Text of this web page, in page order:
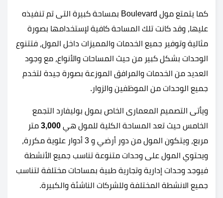
كما يتمتع مول Boulevard بمساحة كبيرة التى تم تنفيذه
عليها، وقد كانت تلك المساحة كافية لإستخدامها بصورة
مثالية وتوفير جميع الخدمات والمميزات داخل المول، فتتنوع
الوحدات بشكل كبير من حيث المساحات والأنواع، مع وجود
العديد من الخدمات والمرافق الموزعة بصورة جيدة لتخدم
جميع الوحدات من الموظفين والزوار.
ويأتى التصميم المعمارى الخاص بمول بوليفارد التجمع
الخامس حيث تعد المساحة الكلية للمول هي 3,000 متر
مربع، ويتكون المول من دور أرضي و 3 أدوار علوية مكررة،
ويحتوي المول على وحدات متنوعة تناسب جميع الأنشطة
فيوجد وحدات إدارية وتجارية طبية بمساحات مختلفة لتناسب
جميع الانشطة المختلفة وللشركات الناشئة والكبيرة.